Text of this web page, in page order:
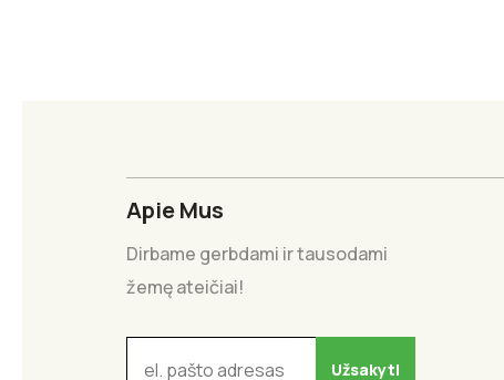
Apie Mus
Dirbame gerbdami ir tausodami
žemę ateičiai!